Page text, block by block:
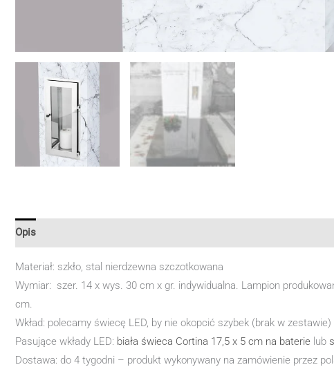
Opis
Materiał: szkło, stal nierdzewna szczotkowana
Wymiar: szer. 14 x wys. 30 cm x gr. indywidualna. Lampion
cm.
Wkład: polecamy świecę LED, by nie okopcić szybek (brak w zestawie)
Pasujące wkłady LED: biała świeca Cortina 17,5 x 5 cm na baterie lub
Dostawa: do 4 tygodni – produkt wykonywany na zamówienie przez